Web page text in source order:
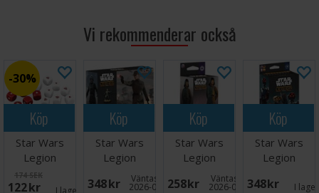
Republic-arméer eller som en legosoldatenhet som kan
användas av Rebel Alliance. Paketet avrundas med tre nya
kommandokort som utnyttjar Bad Batchs unika förmågor,
och fyra uppgraderingskort som bjuder in spelarna att
anpassa Batch till sina egna strategier.
Antal spelare: 2
Ålder: 14+
Speltid: 60-120 minuter
Språk:
Engelska Expansion, kräver huvudspelet för att kunna spelas
Vi rekommenderar också
Köp
30%
Star Wars
Legion
Defense Dice
Pack
174 SEK
122 SEK I lager: 2
Köp
Star Wars
Legion
Customizable
Imperial
348 SEK Väntas in:
2026-08-26
Köp
Star Wars
Legion
Galactic
Command
258 SEK Väntas in:
2026-08-18
Köp
Star Wars
Legion
Super
348 SEK I